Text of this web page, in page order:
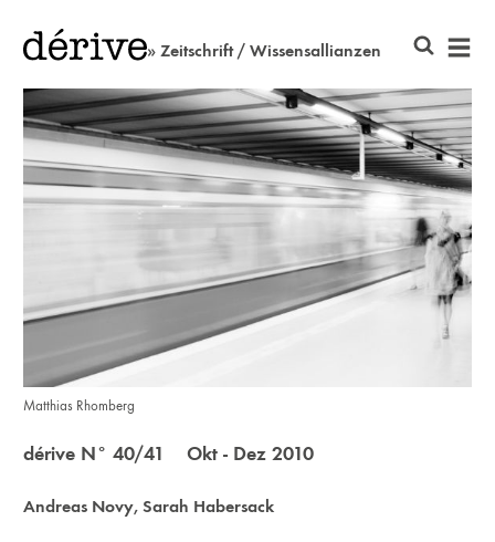
» Zeitschrift / Wissensallianzen
Matthias Rhomberg
dérive N° 40/41 Okt - Dez 2010
Andreas Novy,Sarah Habersack